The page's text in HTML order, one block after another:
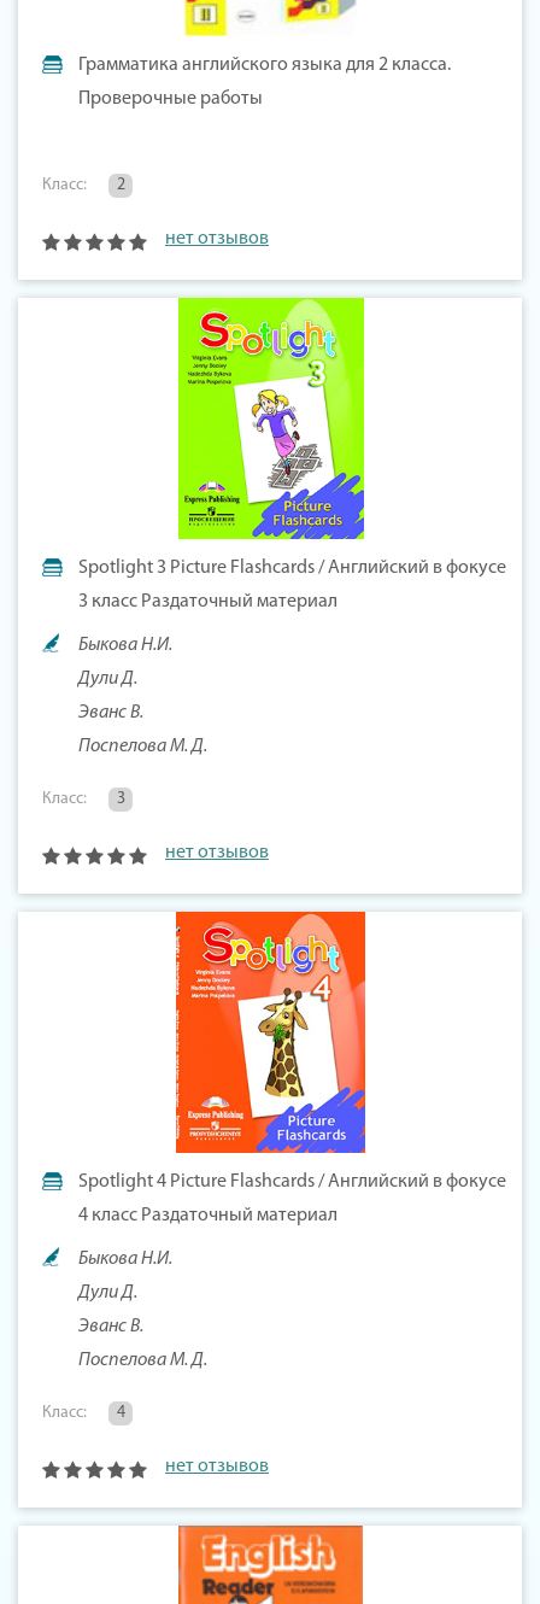
Грамматика английского языка для 2 класса.
Проверочные работы
Класс: 2
нет отзывов
Spotlight 3 Picture Flashcards / Английский в фокусе
3 класс Раздаточный материал
Быкова Н.И.
Дули Д.
Эванс В.
Поспелова М. Д.
Класс: 3
нет отзывов
Spotlight 4 Picture Flashcards / Английский в фокусе
4 класс Раздаточный материал
Быкова Н.И.
Дули Д.
Эванс В.
Поспелова М. Д.
Класс: 4
нет отзывов